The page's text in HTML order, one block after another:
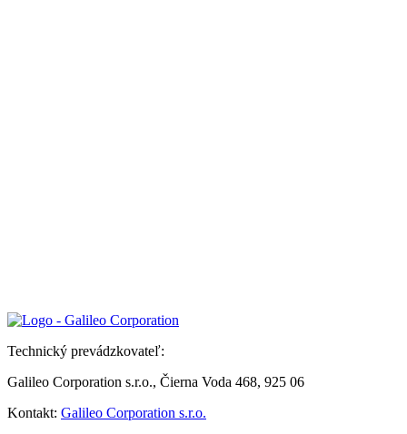
Technický prevádzkovateľ:
Galileo Corporation s.r.o., Čierna Voda 468, 925 06
Kontakt: Galileo Corporation s.r.o.